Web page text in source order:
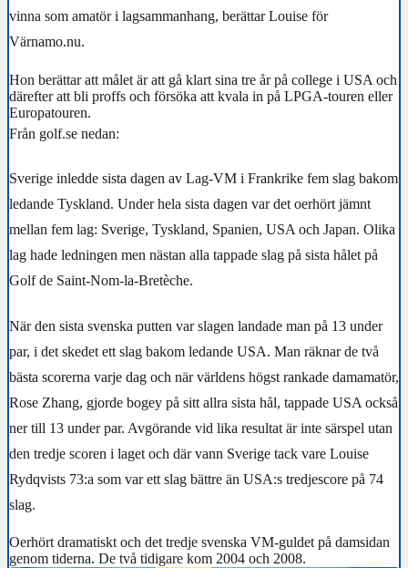
vinna som amatör i lagsammanhang, berättar Louise för
Värnamo.nu.
Hon berättar att målet är att gå klart sina tre år på college i USA och
därefter att bli proffs och försöka att kvala in på LPGA-touren eller
Europatouren.
Från golf.se nedan:
Sverige inledde sista dagen av Lag-VM i Frankrike fem slag bakom
ledande Tyskland. Under hela sista dagen var det oerhört jämnt
mellan fem lag: Sverige, Tyskland, Spanien, USA och Japan. Olika
lag hade ledningen men nästan alla tappade slag på sista hålet på
Golf de Saint-Nom-la-Bretèche.
När den sista svenska putten var slagen landade man på 13 under
par, i det skedet ett slag bakom ledande USA. Man räknar de två
bästa scorerna varje dag och när världens högst rankade damamatör,
Rose Zhang, gjorde bogey på sitt allra sista hål, tappade USA också
ner till 13 under par. Avgörande vid lika resultat är inte särspel utan
den tredje scoren i laget och där vann Sverige tack vare Louise
Rydqvists 73:a som var ett slag bättre än USA:s tredjescore på 74
slag.
Oerhört dramatiskt och det tredje svenska VM-guldet på damsidan
genom tiderna. De två tidigare kom 2004 och 2008.